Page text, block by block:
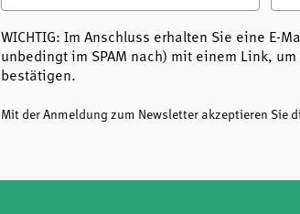
WICHTIG: Im Anschluss erhalten Sie eine E-
unbedingt im SPAM nach) mit einem Link,
bestätigen.
Mit der Anmeldung zum Newsletter akzeptieren Sie